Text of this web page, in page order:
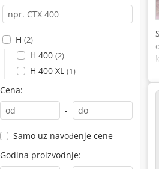
H (2)
H 400 (2)
H 400 XL (1)
Cena:
-
Samo uz navođenje cene
Godina proizvodnje: